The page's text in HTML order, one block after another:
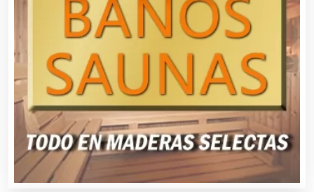
Agua Purificada
Aire Acondicionado
Alarmas